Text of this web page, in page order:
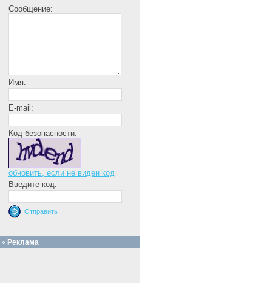
Сообщение:
Имя:
E-mail:
Код безопасности:
обновить, если не виден код
Введите код:
Реклама